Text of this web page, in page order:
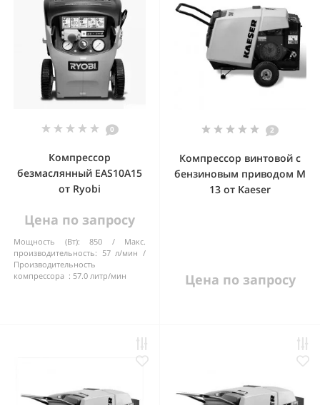
0
Компрессор
безмаслянный EAS10A15
от Ryobi
Цена по запросу
Мощность (Вт): 850
Макс.
производительность: 57 л/мин
Производительность
компрессора : 57.0 литр/мин
2
Компрессор винтовой с
бензиновым приводом М
13 от Kaeser
Цена по запросу